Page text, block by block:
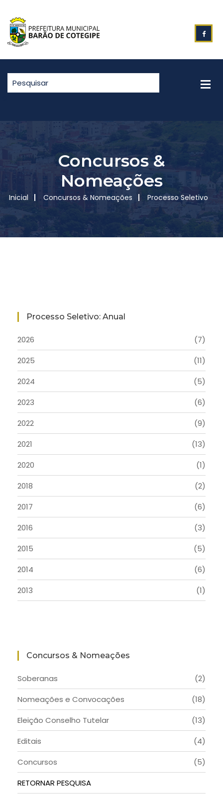
Concursos &
Nomeações
Inicial Concursos & Nomeações Processo Seletivo
Processo Seletivo: Anual
2026
(7)
2025
(11)
2024
(5)
2023
(6)
2022
(9)
2021
(13)
2020
(1)
2018
(2)
2017
(6)
2016
(3)
2015
(5)
2014
(6)
2013
(1)
Concursos & Nomeações
Soberanas
(2)
Nomeações e Convocações
(18)
Eleição Conselho Tutelar
(13)
Editais
(4)
Concursos
(5)
RETORNAR PESQUISA